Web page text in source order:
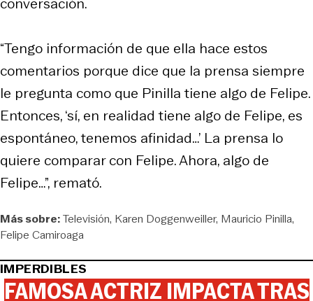
“Tengo información de que ella hace estos
comentarios porque dice que la prensa siempre
le pregunta como que Pinilla tiene algo de Felipe.
Entonces, ‘sí, en realidad tiene algo de Felipe, es
espontáneo, tenemos afinidad…’ La prensa lo
quiere comparar con Felipe. Ahora, algo de
Felipe…”, remató.
Más sobre:Televisión Karen Doggenweiller Mauricio Pinilla
Felipe Camiroaga
IMPERDIBLES
FAMOSA ACTRIZ IMPACTA TRAS